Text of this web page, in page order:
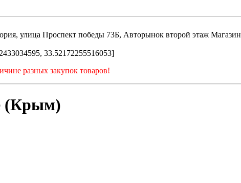
Проспект победы 73Б, Авторынок второй этаж Магазин
33.52172255516053]
разных закупок товаров!
(Крым)